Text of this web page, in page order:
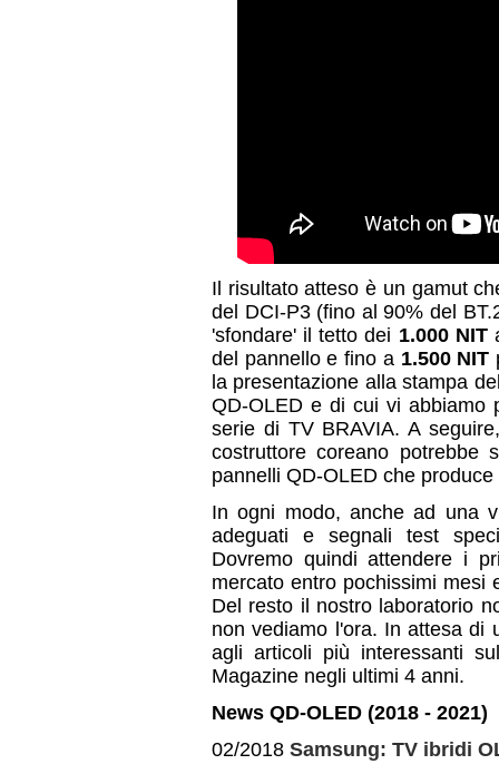
Il risultato atteso è un gamut
del DCI-P3 (fino al 90% del
'sfondare' il tetto dei 1.000 NIT
del pannello e fino a 1.500 NIT
la presentazione alla stampa
QD-OLED e di cui vi abbiamo
serie di TV BRAVIA. A
costruttore coreano potrebbe
pannelli QD-OLED che
In ogni modo, anche ad una
adeguati e segnali test
Dovremo quindi attendere i
mercato entro pochissimi mesi
Del resto il nostro laboratorio
non vediamo l'ora. In attesa di
agli articoli più interessanti
Magazine negli ultimi 4 anni.
News QD-OLED (2018 - 2021)
02/2018 Samsung: TV ibridi